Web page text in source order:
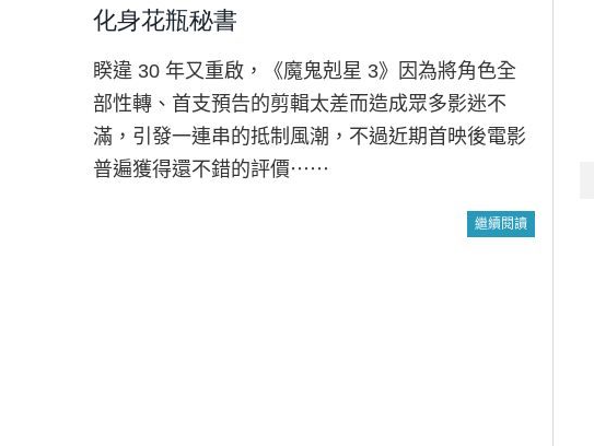
化身花瓶秘書
睽違 30 年又重啟，《魔鬼剋星 3》因為將角色全
部性轉、首支預告的剪輯太差而造成眾多影迷不
滿，引發一連串的抵制風潮，不過近期首映後電影
普遍獲得還不錯的評價⋯⋯
繼續閱讀